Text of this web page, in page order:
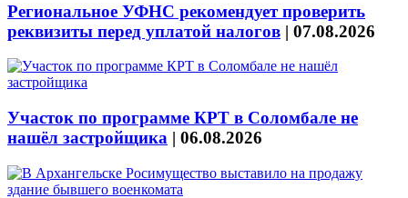
Региональное УФНС рекомендует проверить
реквизиты перед уплатой налогов | 07.08.2026
Участок по программе КРТ в Соломбале не
нашёл застройщика | 06.08.2026